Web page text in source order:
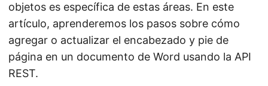
objetos es específica de estas áreas. En este
artículo, aprenderemos los pasos sobre cómo
agregar o actualizar el encabezado y pie de
página en un documento de Word usando la API
REST.